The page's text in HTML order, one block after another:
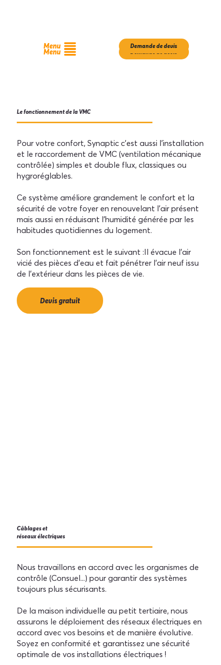
Le fonctionnement de la VMC
Pour votre confort, Synaptic c'est aussi l'installation
et le raccordement de VMC (ventilation mécanique
contrôlée) simples et double flux, classiques ou
hygroréglables.
Ce système améliore grandement le confort et la
sécurité de votre foyer en renouvelant l’air présent
mais aussi en réduisant l’humidité générée par les
habitudes quotidiennes du logement.
Son fonctionnement est le suivant :Il évacue l'air
vicié des pièces d'eau et fait pénétrer l'air neuf issu
de l'extérieur dans les pièces de vie.
Devis gratuit
Câblages et
réseaux électriques
Nous travaillons en accord avec les organismes de
contrôle (Consuel...) pour garantir des systèmes
toujours plus sécurisants.
De la maison individuelle au petit tertiaire, nous
assurons le déploiement des réseaux électriques en
accord avec vos besoins et de manière évolutive.
Soyez en conformité et garantissez une sécurité
optimale de vos installations électriques !
Menu Demande de devis
Menu Demande de devis